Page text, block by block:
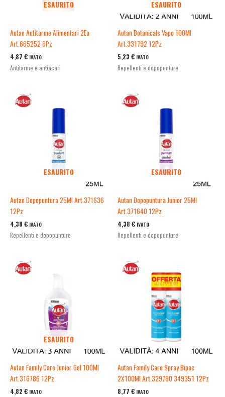
ESAURITO
Autan Antitarme Alimentari 2Ea
Art.665252 6Pz
4,87 € IVATO
Antitarme e antiacari
ESAURITO
Autan Botanicals Vapo 100Ml
Art.331792 12Pz
5,23 € IVATO
Repellenti e dopopunture
ESAURITO
Autan Dopopuntura 25Ml Art.371636
12Pz
4,38 € IVATO
Repellenti e dopopunture
ESAURITO
Autan Dopopuntura Junior 25Ml
Art.371640 12Pz
4,38 € IVATO
Repellenti e dopopunture
ESAURITO
Autan Family Care Junior Gel 100Ml
Art.316786 12Pz
4,82 € IVATO
Autan Family Care Spray Bipac
2X100Ml Art.329780 349351 12Pz
8,77 € IVATO